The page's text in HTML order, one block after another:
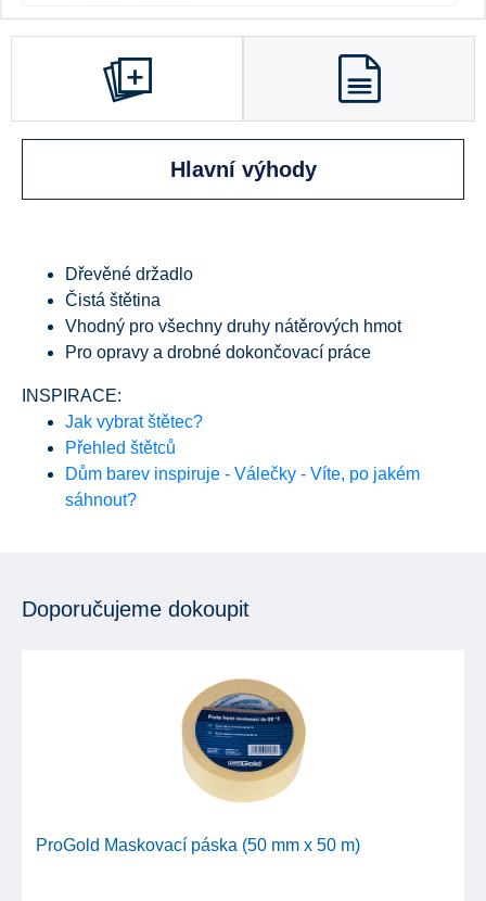
Hlavní výhody
Dřevěné držadlo
Čistá štětina
Vhodný pro všechny druhy nátěrových hmot
Pro opravy a drobné dokončovací práce
INSPIRACE:
Jak vybrat štětec?
Přehled štětců
Dům barev inspiruje - Válečky - Víte, po jakém
sáhnout?
Doporučujeme dokoupit
ProGold Maskovací páska (50 mm x 50 m)